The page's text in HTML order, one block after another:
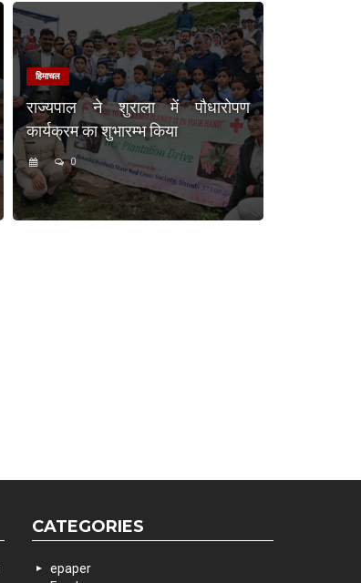
हिमाचल
राज्यपाल ने शुराला में पौधारोपण
कार्यक्रम का शुभारम्भ किया
0
CATEGORIES
epaper